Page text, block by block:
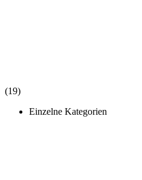
(19)
Einzelne Kategorien